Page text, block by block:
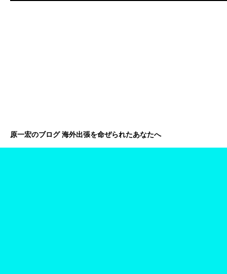
原一宏のブログ 海外出張を命ぜられたあなたへ